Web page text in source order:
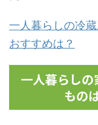
一人暮らしの冷
おすすめは？
一人暮らし
もの